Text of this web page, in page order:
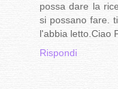
possa dare la
si possano fare.
l'abbia letto.Ciao
Rispondi